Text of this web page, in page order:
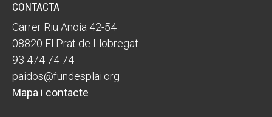
CONTACTA
Carrer Riu Anoia 42-54
08820 El Prat de Llobregat
93 474 74 74
paidos@fundesplai.org
Mapa i contacte